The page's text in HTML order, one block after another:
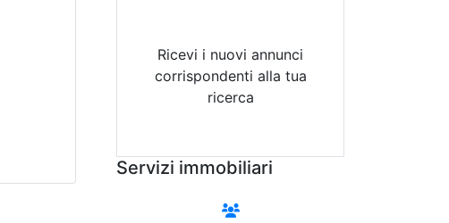
Ricevi i nuovi annunci
corrispondenti alla tua
ricerca
Servizi immobiliari